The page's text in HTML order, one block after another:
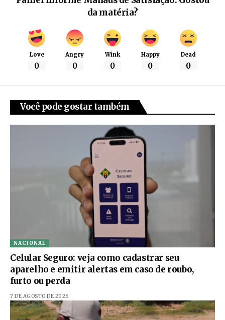
da matéria?
Love
0
Angry
0
Wink
0
Happy
0
Dead
0
Você pode gostar também
NACIONAL
Celular Seguro: veja como cadastrar seu
aparelho e emitir alertas em caso de roubo,
furto ou perda
7 DE AGOSTO DE 2026